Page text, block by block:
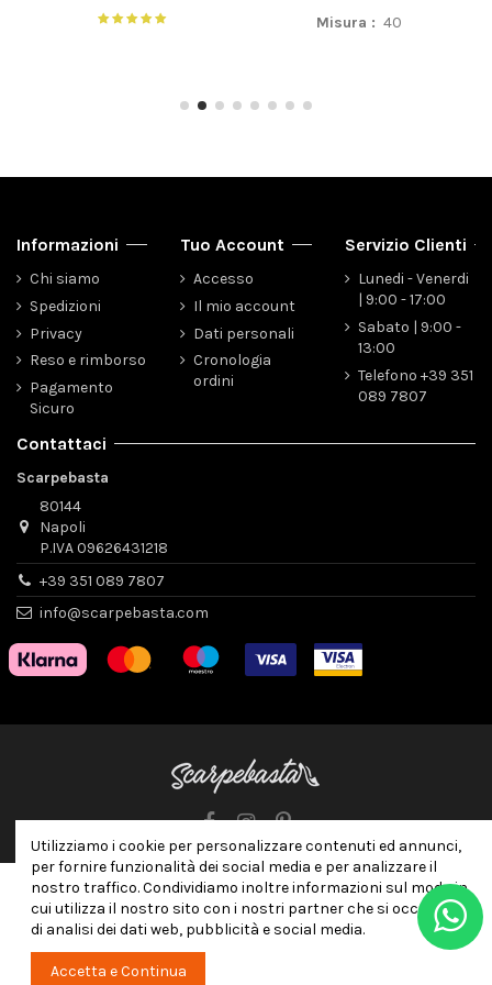
Informazioni
Chi siamo
Spedizioni
Privacy
Reso e rimborso
Pagamento
Sicuro
Tuo Account
Accesso
Il mio account
Dati personali
Cronologia
ordini
Servizio Clienti
Lunedi - Venerdi
| 9:00 - 17:00
Sabato | 9:00 -
13:00
Telefono +39 351
089 7807
Contattaci
Scarpebasta
80144
Napoli
P.IVA 09626431218
+39 351 089 7807
info@scarpebasta.com
Utilizziamo i cookie per personalizzare contenuti ed annunci,
per fornire funzionalità dei social media e per analizzare il
nostro traffico. Condividiamo inoltre informazioni sul modo in
cui utilizza il nostro sito con i nostri partner che si occupano
di analisi dei dati web, pubblicità e social media.
Accetta e Continua